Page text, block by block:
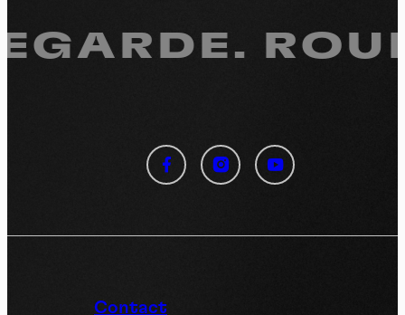
Contact
Panneau de gestion des